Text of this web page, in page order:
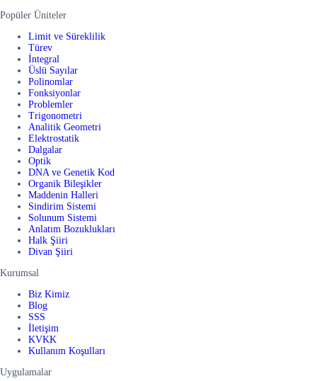
Popüler Üniteler
Limit ve Süreklilik
Türev
İntegral
Üslü Sayılar
Polinomlar
Fonksiyonlar
Problemler
Trigonometri
Analitik Geometri
Elektrostatik
Dalgalar
Optik
DNA ve Genetik Kod
Organik Bileşikler
Maddenin Halleri
Sindirim Sistemi
Solunum Sistemi
Anlatım Bozuklukları
Halk Şiiri
Divan Şiiri
Kurumsal
Biz Kimiz
Blog
SSS
İletişim
KVKK
Kullanım Koşulları
Uygulamalar